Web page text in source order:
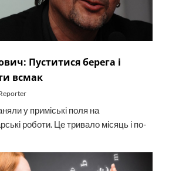
Пуститися берега і
всмак
у приміські поля на
роботи. Це тривало місяць і по-